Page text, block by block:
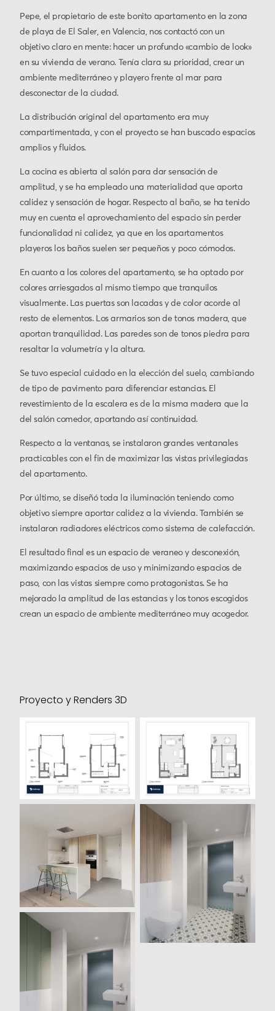
Pepe, el propietario de este bonito apartamento en la zona
de playa de El Saler, en Valencia, nos contactó con un
objetivo claro en mente: hacer un profundo «cambio de look»
en su vivienda de verano. Tenía clara su prioridad, crear un
ambiente mediterráneo y playero frente al mar para
desconectar de la ciudad.
La distribución original del apartamento era muy
compartimentada, y con el proyecto se han buscado espacios
amplios y fluidos.
La cocina es abierta al salón para dar sensación de
amplitud, y se ha empleado una materialidad que aporta
calidez y sensación de hogar. Respecto al baño, se ha tenido
muy en cuenta el aprovechamiento del espacio sin perder
funcionalidad ni calidez, ya que en los apartamentos
playeros los baños suelen ser pequeños y poco cómodos.
En cuanto a los colores del apartamento, se ha optado por
colores arriesgados al mismo tiempo que tranquilos
visualmente. Las puertas son lacadas y de color acorde al
resto de elementos. Los armarios son de tonos madera, que
aportan tranquilidad. Las paredes son de tonos piedra para
resaltar la volumetría y la altura.
Se tuvo especial cuidado en la elección del suelo, cambiando
de tipo de pavimento para diferenciar estancias. El
revestimiento de la escalera es de la misma madera que la
del salón comedor, aportando así continuidad.
Respecto a la ventanas, se instalaron grandes ventanales
practicables con el fin de maximizar las vistas privilegiadas
del apartamento.
Por último, se diseñó toda la iluminación teniendo como
objetivo siempre aportar calidez a la vivienda. También se
instalaron radiadores eléctricos como sistema de calefacción.
El resultado final es un espacio de veraneo y desconexión,
maximizando espacios de uso y minimizando espacios de
paso, con las vistas siempre como protagonistas. Se ha
mejorado la amplitud de las estancias y los tonos escogidos
crean un espacio de ambiente mediterráneo muy acogedor.
Proyecto y Renders 3D
Plano distribución
existente
Plano nueva
distribución
Render 3D Cocina
Render 3D Baño
Render 3D Baño